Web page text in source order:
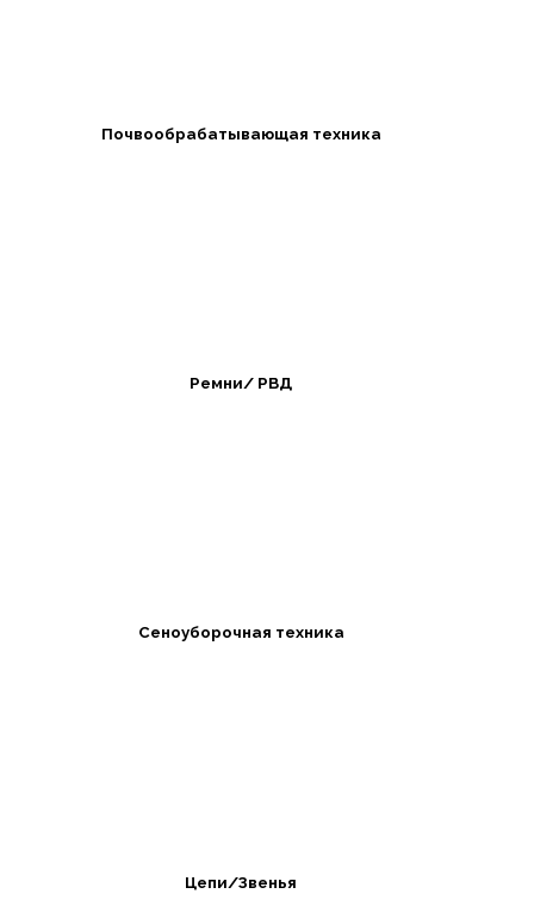
Почвообрабатывающая техника
Ремни/ РВД
Сеноуборочная техника
Цепи/Звенья